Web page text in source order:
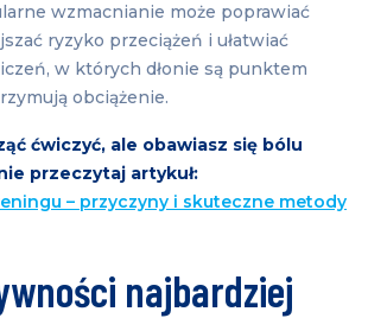
wzmacnianie może poprawiać
ryzyko przeciążeń i ułatwiać
w których dłonie są punktem
obciążenie.
ćwiczyć, ale obawiasz się bólu
przeczytaj artykuł:
– przyczyny i skuteczne metody
najbardziej